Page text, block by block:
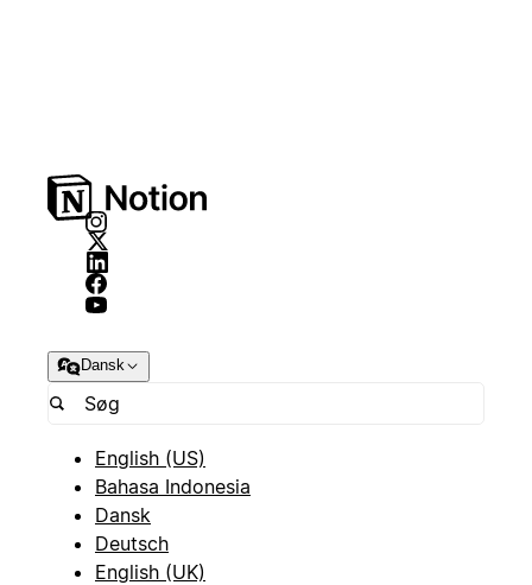
Dansk
English (US)
Bahasa Indonesia
Dansk
Deutsch
English (UK)